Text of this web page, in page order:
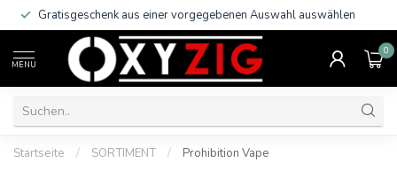
Gratisgeschenk aus einer vorgegebenen Auswahl auswählen
MENU
0
Startseite / SORTIMENT / Prohibition Vape